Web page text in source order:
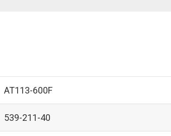
AT113-600F
539-211-40